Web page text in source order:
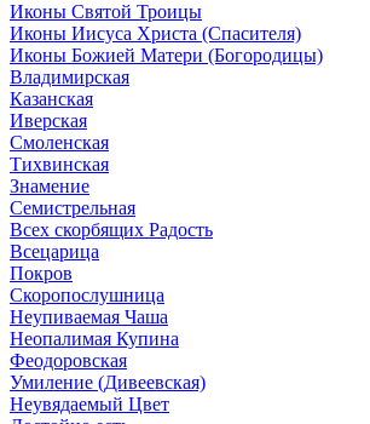
Иконы Святой Троицы
Иконы Иисуса Христа (Спасителя)
Иконы Божией Матери (Богородицы)
Владимирская
Казанская
Иверская
Смоленская
Тихвинская
Знамение
Семистрельная
Всех скорбящих Радость
Всецарица
Покров
Скоропослушница
Неупиваемая Чаша
Неопалимая Купина
Феодоровская
Умиление (Дивеевская)
Неувядаемый Цвет